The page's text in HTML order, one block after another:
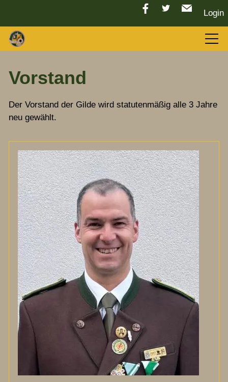
Login
LGC 2026
Sport
Tradition
Vorstand
Chronik
Termine
Archiv
Kontakt
Vorstand
Der Vorstand der Gilde wird statutenmäßig alle 3 Jahre
neu gewählt.